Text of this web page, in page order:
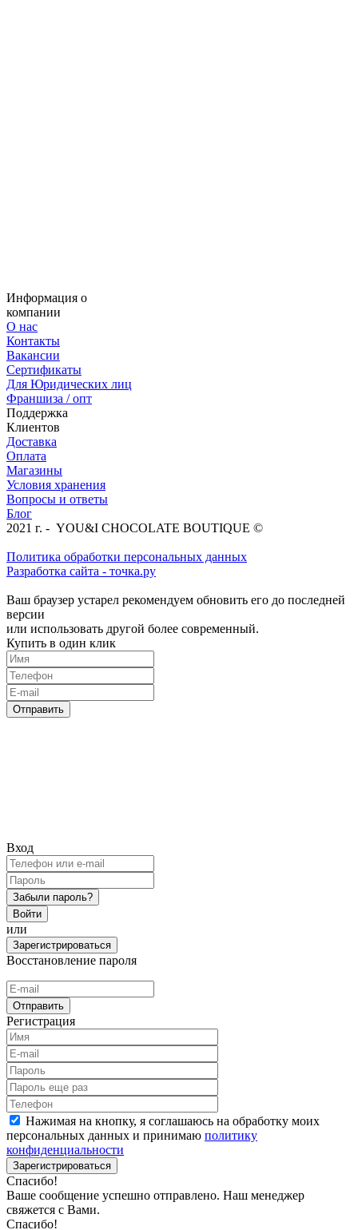
Информация о
компании
О нас
Контакты
Вакансии
Сертификаты
Для Юридических лиц
Франшиза / опт
Поддержка
Клиентов
Доставка
Оплата
Магазины
Условия хранения
Вопросы и ответы
Блог
2021 г. - YOU&I CHOCOLATE BOUTIQUE ©
Политика обработки персональных данных
Разработка сайта - точка.ру
Ваш браузер устарел рекомендуем обновить его до последней
версии
или использовать другой более современный.
Купить в один клик
Отправить
Вход
Забыли пароль?
Войти
или
Зарегистрироваться
Восстановление пароля
Отправить
Регистрация
Нажимая на кнопку, я соглашаюсь на обработку моих
персональных данных и принимаю политику
конфиденциальности
Зарегистрироваться
Спасибо!
Ваше сообщение успешно отправлено. Наш менеджер
свяжется с Вами.
Спасибо!